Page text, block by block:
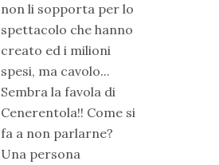
non li sopporta per lo
spettacolo che hanno
creato ed i milioni
spesi, ma cavolo...
Sembra la favola di
Cenerentola!! Come si
fa a non parlarne?
Una persona